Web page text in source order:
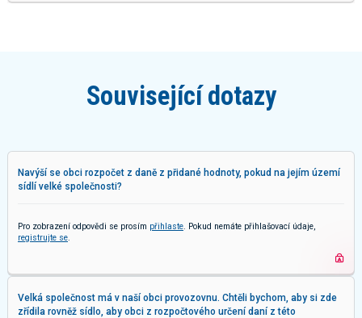
Související dotazy
Navýší se obci rozpočet z daně z přidané hodnoty, pokud na jejím území
sídlí velké společnosti?
Pro zobrazení odpovědi se prosím přihlaste . Pokud nemáte přihlašovací údaje,
registrujte se
Velká společnost má v naší obci provozovnu. Chtěli bychom, aby si zde
zřídila rovněž sídlo, aby obci z rozpočtového určení daní z této